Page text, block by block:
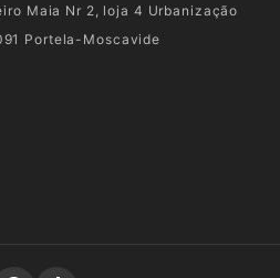
Maia Nr 2, loja 4 Urbanização
Portela-Moscavide